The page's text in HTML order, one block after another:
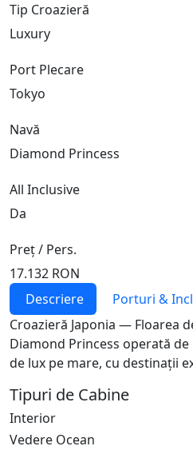
Tip Croazieră
Luxury
Port Plecare
Tokyo
Navă
Diamond Princess
All Inclusive
Da
Preț / Pers.
17.132 RON
Descriere
Porturi &
Croazieră Japonia — Floarea
Diamond Princess operată
de lux pe mare, cu destinații
Tipuri de Cabine
Interior
Vedere Ocean